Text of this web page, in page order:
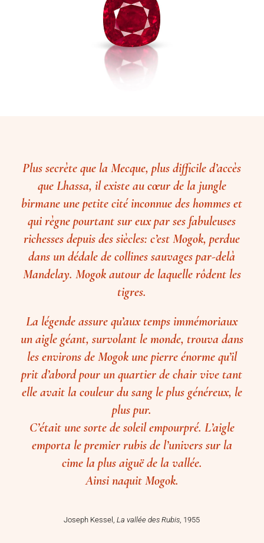
Plus secrète que la Mecque, plus difficile d’accès
que Lhassa, il existe au cœur de la jungle
birmane une petite cité inconnue des hommes et
qui règne pourtant sur eux par ses fabuleuses
richesses depuis des siècles: c’est Mogok, perdue
dans un dédale de collines sauvages par-delà
Mandelay. Mogok autour de laquelle rôdent les
tigres.
La légende assure qu’aux temps immémoriaux
un aigle géant, survolant le monde, trouva dans
les environs de Mogok une pierre énorme qu’il
prit d’abord pour un quartier de chair vive tant
elle avait la couleur du sang le plus généreux, le
plus pur.
C’était une sorte de soleil empourpré. L’aigle
emporta le premier rubis de l’univers sur la
cime la plus aiguë de la vallée.
Ainsi naquit Mogok.
Joseph Kessel,La vallée des Rubis , 1955